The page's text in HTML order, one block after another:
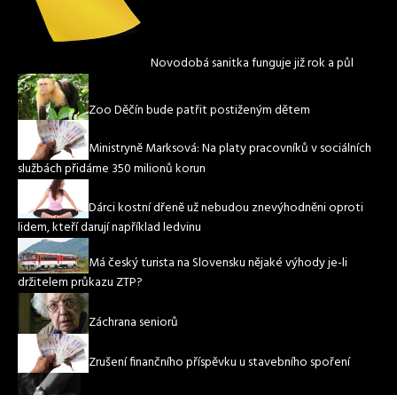
Novodobá sanitka funguje již rok a půl
Zoo Děčín bude patřit postiženým dětem
Ministryně Marksová: Na platy pracovníků v sociálních
službách přidáme 350 milionů korun
Dárci kostní dřeně už nebudou znevýhodněni oproti
lidem, kteří darují například ledvinu
Má český turista na Slovensku nějaké výhody je-li
držitelem průkazu ZTP?
Záchrana seniorů
Zrušení finančního příspěvku u stavebního spoření